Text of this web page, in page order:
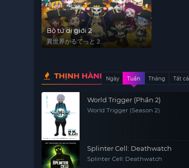
Bộ tứ dị giới 2
異世界かるてっと 2
THỊNH HÀNHNgày Tuần Tháng Tất cả
World Trigger (Phần 2)
World Trigger (Season 2)
Splinter Cell: Deathwatch
Splinter Cell: Deathwatch